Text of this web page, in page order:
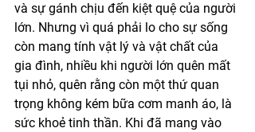
và sự gánh chịu đến kiệt quệ của người
lớn. Nhưng vì quá phải lo cho sự sống
còn mang tính vật lý và vật chất của
gia đình, nhiều khi người lớn quên mất
tụi nhỏ, quên rằng còn một thứ quan
trọng không kém bữa cơm manh áo, là
sức khoẻ tinh thần. Khi đã mang vào